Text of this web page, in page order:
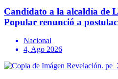
Candidato a la alcaldía de
Popular renunció a
Nacional
4, Ago 2026